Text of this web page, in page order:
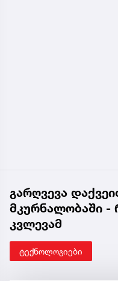
გარღვევა
მკურნალობაში -
კვლევამ
ტექნოლოგიები